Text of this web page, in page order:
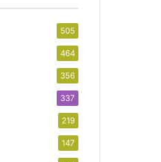
505
464
356
337
219
147